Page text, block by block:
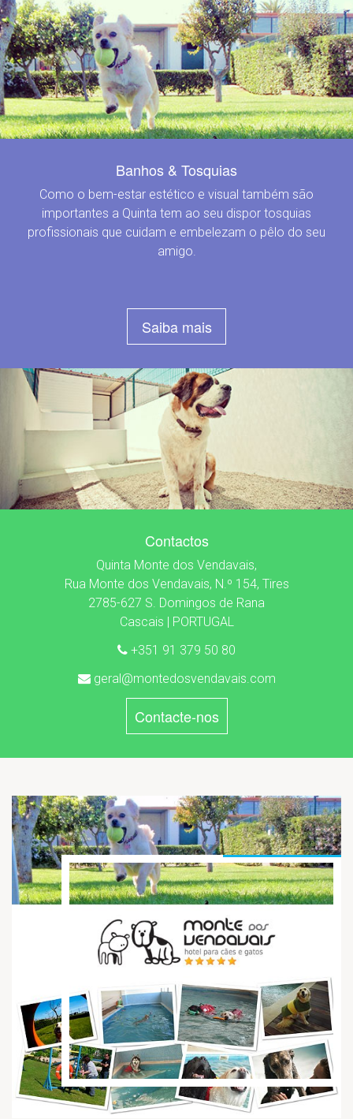
Banhos & Tosquias
Como o bem-estar estético e visual também são
importantes a Quinta tem ao seu dispor tosquias
profissionais que cuidam e embelezam o pêlo do seu
amigo.
Saiba mais
Contactos
Quinta Monte dos Vendavais,
Rua Monte dos Vendavais, N.º 154, Tires
2785-627 S. Domingos de Rana
Cascais | PORTUGAL
+351 91 379 50 80
geral@montedosvendavais.com
Contacte-nos